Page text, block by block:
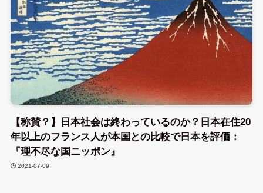
【称賛？】日本社会は終わっているのか？日本在住20
年以上のフランス人が本国との比較で日本を評価：
『理不尽な国ニッポン』
2021-07-09